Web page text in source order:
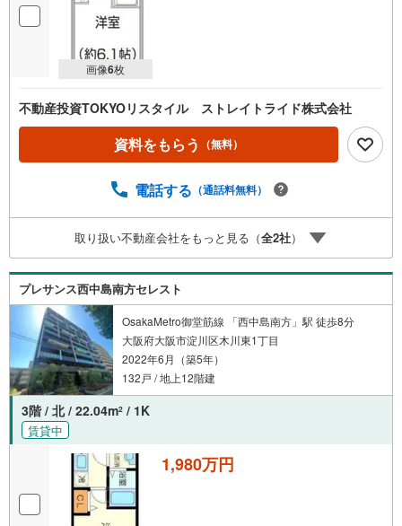
画像6枚
不動産投資TOKYOリスタイル ストレイトライド株式会社
資料をもらう （無料）
電話する （通話料無料）
取り扱い不動産会社をもっと見る（全2社）
プレサンス西中島南方セレスト
OsakaMetro御堂筋線 「西中島南方」駅 徒歩8分
大阪府大阪市淀川区木川東1丁目
2022年6月（築5年）
132戸 / 地上12階建
3階 / 北 / 22.04m2 / 1K
賃貸中
1,980万円